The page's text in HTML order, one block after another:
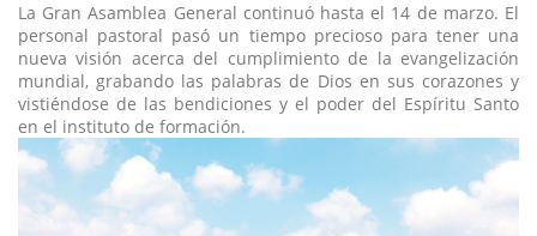
La Gran Asamblea General continuó hasta el 14 de marzo. El
personal pastoral pasó un tiempo precioso para tener una
nueva visión acerca del cumplimiento de la evangelización
mundial, grabando las palabras de Dios en sus corazones y
vistiéndose de las bendiciones y el poder del Espíritu Santo
en el instituto de formación.